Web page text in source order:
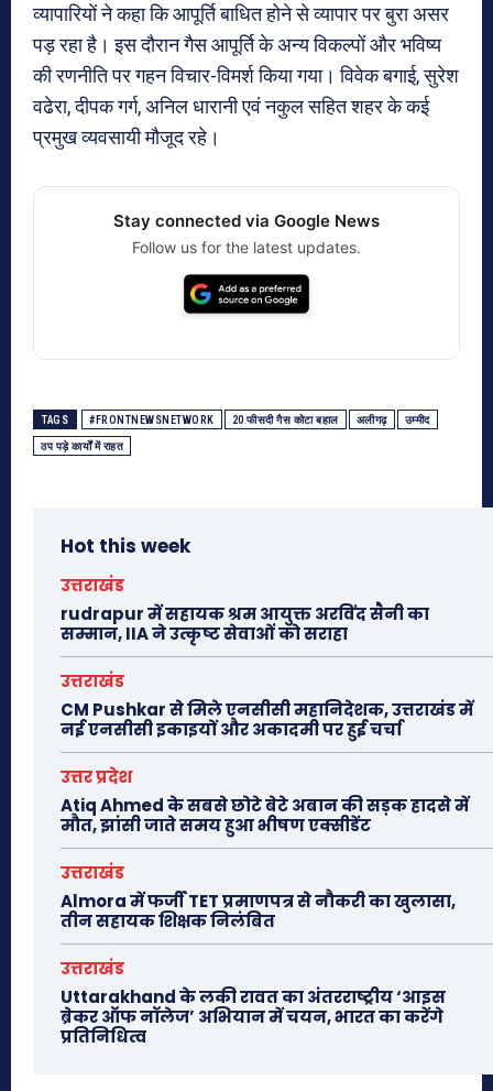
व्यापारियों ने कहा कि आपूर्ति बाधित होने से व्यापार पर बुरा असर
पड़ रहा है। इस दौरान गैस आपूर्ति के अन्य विकल्पों और भविष्य
की रणनीति पर गहन विचार-विमर्श किया गया। विवेक बगाई, सुरेश
वढेरा, दीपक गर्ग, अनिल धारानी एवं नकुल सहित शहर के कई
प्रमुख व्यवसायी मौजूद रहे।
Stay connected via Google News
Follow us for the latest updates.
TAGS #FRONTNEWSNETWORK 20 फीसदी गैस कोटा बहाल अलीगढ़ उम्मीद
ठप पड़े कार्यों में राहत
Hot this week
उत्तराखंड
rudrapur में सहायक श्रम आयुक्त अरविंद सैनी का
सम्मान, IIA ने उत्कृष्ट सेवाओं को सराहा
उत्तराखंड
CM Pushkar से मिले एनसीसी महानिदेशक, उत्तराखंड में
नई एनसीसी इकाइयों और अकादमी पर हुई चर्चा
उत्तर प्रदेश
Atiq Ahmed के सबसे छोटे बेटे अबान की सड़क हादसे में
मौत, झांसी जाते समय हुआ भीषण एक्सीडेंट
उत्तराखंड
Almora में फर्जी TET प्रमाणपत्र से नौकरी का खुलासा,
तीन सहायक शिक्षक निलंबित
उत्तराखंड
Uttarakhand के लकी रावत का अंतरराष्ट्रीय ‘आइस
ब्रेकर ऑफ नॉलेज’ अभियान में चयन, भारत का करेंगे
प्रतिनिधित्व